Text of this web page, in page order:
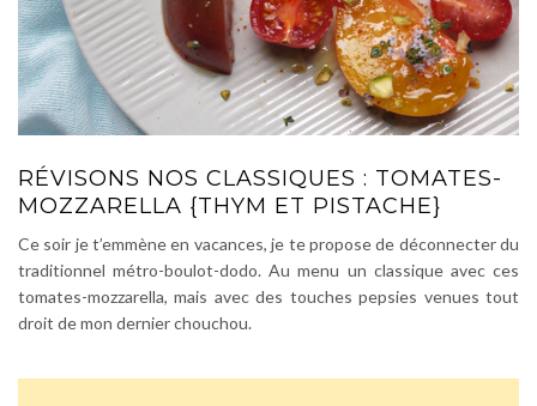
RÉVISONS NOS CLASSIQUES : TOMATES-
MOZZARELLA {THYM ET PISTACHE}
Ce soir je t’emmène en vacances, je te propose de déconnecter du
traditionnel métro-boulot-dodo. Au menu un classique avec ces
tomates-mozzarella, mais avec des touches pepsies venues tout
droit de mon dernier chouchou.